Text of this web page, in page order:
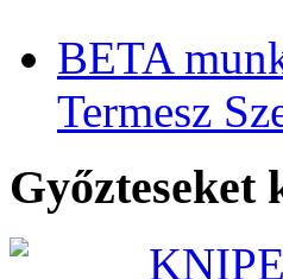
BETA
Termesz
Győzteseket